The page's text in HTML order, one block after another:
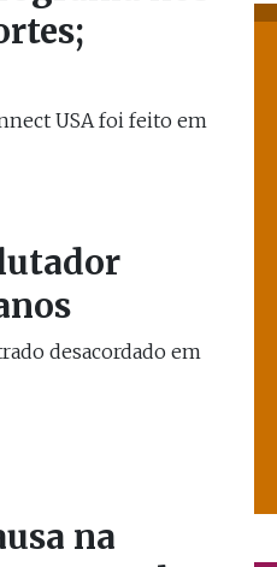
USA foi feito em
desacordado em
na